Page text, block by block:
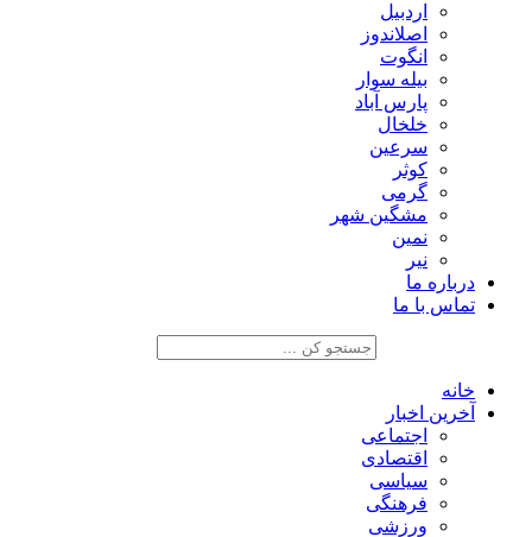
اردبیل
اصلاندوز
انگوت
بیله سوار
پارس آباد
خلخال
سرعین
کوثر
گرمی
مشگین شهر
نمین
نیر
درباره ما
تماس با ما
خانه
آخرین اخبار
اجتماعی
اقتصادی
سیاسی
فرهنگی
ورزشی